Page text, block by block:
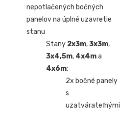
nepotlačených bočných
panelov na úplné uzavretie
stanu
Stany 2x3m,3x3m,
3x4,5m, 4x4ma
4x6m:
2x bočné panely
s
uzatvárateľnými